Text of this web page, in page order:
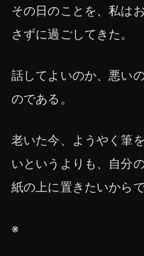
その日のことを、私は
さずに過ごしてきた。
話してよいのか、悪い
のである。
老いた今、ようやく筆
いというよりも、自分
紙の上に置きたいからで
※